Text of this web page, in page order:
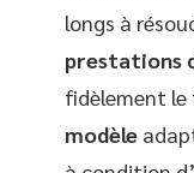
longs à
prestations
fidèlement
modèle